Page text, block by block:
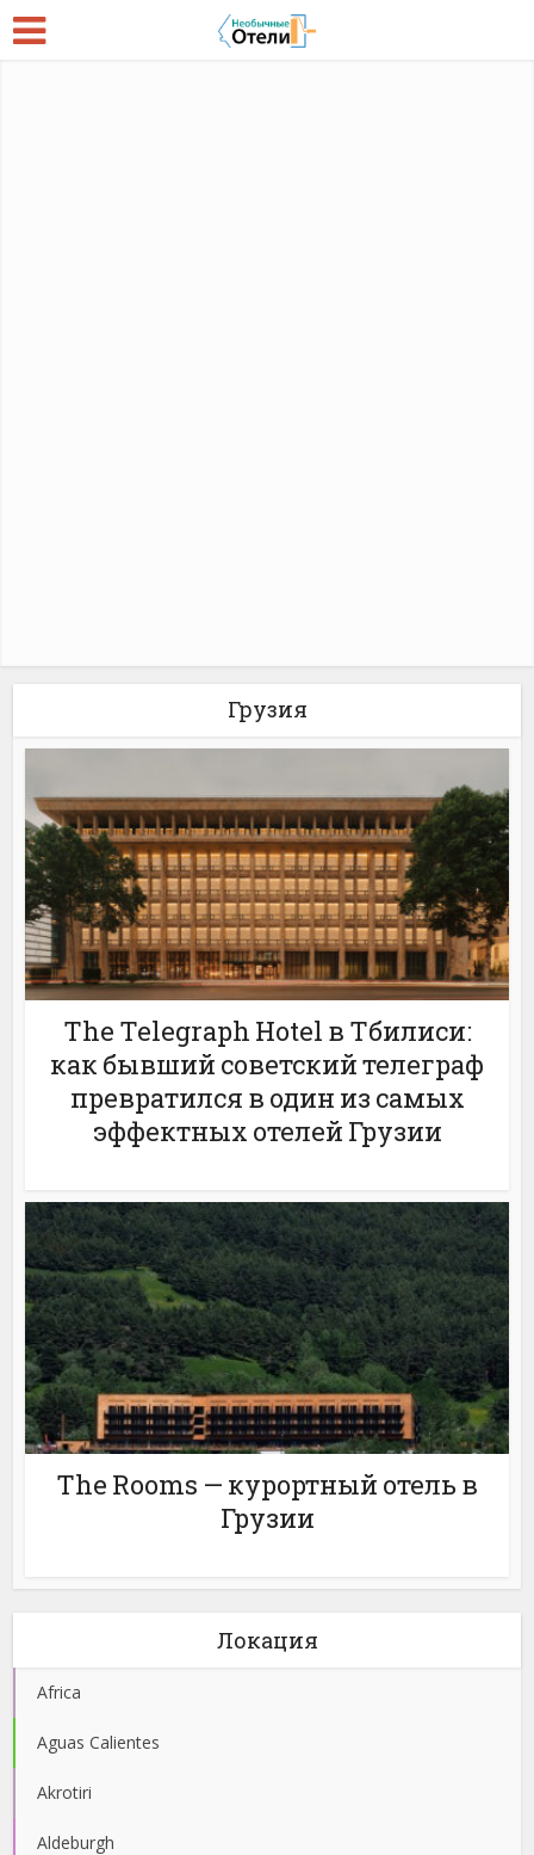
Грузия
The Telegraph Hotel в Тбилиси:
как бывший советский телеграф
превратился в один из самых
эффектных отелей Грузии
The Rooms — курортный отель в
Грузии
Локация
Africa
Aguas Calientes
Akrotiri
Aldeburgh